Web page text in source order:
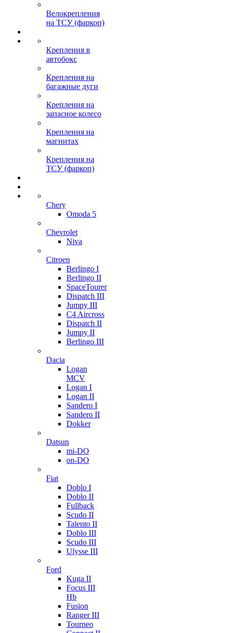
Велокрепления
на ТСУ (фаркоп)
Крепления в
автобокс
Крепления на
багажные дуги
Крепления на
запасное колесо
Крепления на
магнитах
Крепления на
ТСУ (фаркоп)
Chery
Omoda 5
Chevrolet
Niva
Citroen
Berlingo I
Berlingo II
SpaceTourer
Dispatch III
Jumpy III
C4 Aircross
Dispatch II
Jumpy II
Berlingo III
Dacia
Logan
MCV
Logan I
Logan II
Sandero I
Sandero II
Dokker
Datsun
mi-DO
on-DO
Fiat
Doblo I
Doblo II
Fullback
Scudo II
Talento II
Doblo III
Scudo III
Ulysse III
Ford
Kuga II
Focus III
Hb
Fusion
Ranger III
Tourneo